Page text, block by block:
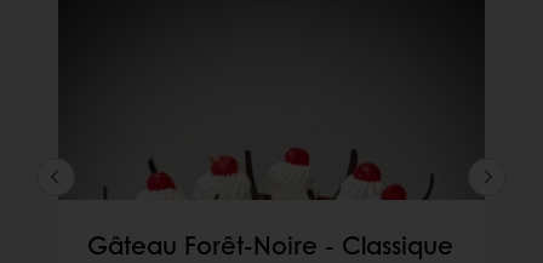
Gâteau Forêt-Noire - Classique